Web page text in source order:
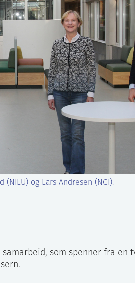
(NILU) og Lars Andresen (NGI).
som spenner fra en